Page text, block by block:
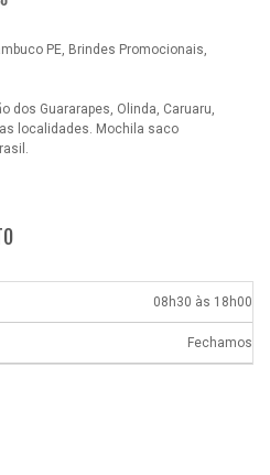
PE, Brindes Promocionais,
dos Guararapes, Olinda, Caruaru,
localidades. Mochila saco
08h30 às 18h00
Fechamos